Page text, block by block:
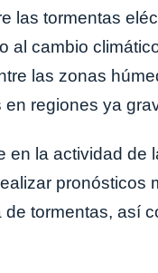
las tormentas
al cambio
las zonas
regiones ya
la actividad de
pronósticos
tormentas, así